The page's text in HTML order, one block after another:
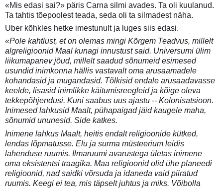
«Mis edasi sai?» päris Carna silmi avades. Ta oli kuulanud.
Ta tahtis tõepoolest teada, seda oli ta silmadest näha.
Uber kõhkles hetke imestunult ja luges siis edasi.
«Pole kahtlust, et on olemas mingi Kõrgem Teadvus, millelt
algreligioonid Maal kunagi innustust said. Universumi ülim
liikumapanev jõud, millelt saadud sõnumeid esimesed
usundid inimkonna hällis vastavalt oma arusaamadele
kohandasid ja mugandasid. Tõlkisid endale arusaadavasse
keelde, lisasid inimlikke käitumisreegleid ja kõige oleva
tekkepõhjendusi. Kuni saabus uus ajastu -- Kolonisatsioon.
Inimesed lahkusid Maalt, pühapaigad jäid kaugele maha,
sõnumid ununesid. Side katkes.
Inimene lahkus Maalt, heitis endalt religioonide kütked,
lendas lõpmatusse. Elu ja surma müsteerium leidis
lahenduse ruumis. Ilmaruumi avarustega ületas inimene
oma eksistentsi traagika. Maa religioonid olid ühe planeedi
religioonid, nad saidki võrsuda ja idaneda vaid piiratud
ruumis. Keegi ei tea, mis täpselt juhtus ja miks. Võibolla